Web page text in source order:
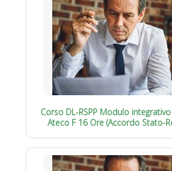
Corso DL-RSPP Modulo
Ateco F 16 Ore (Accordo Stato-